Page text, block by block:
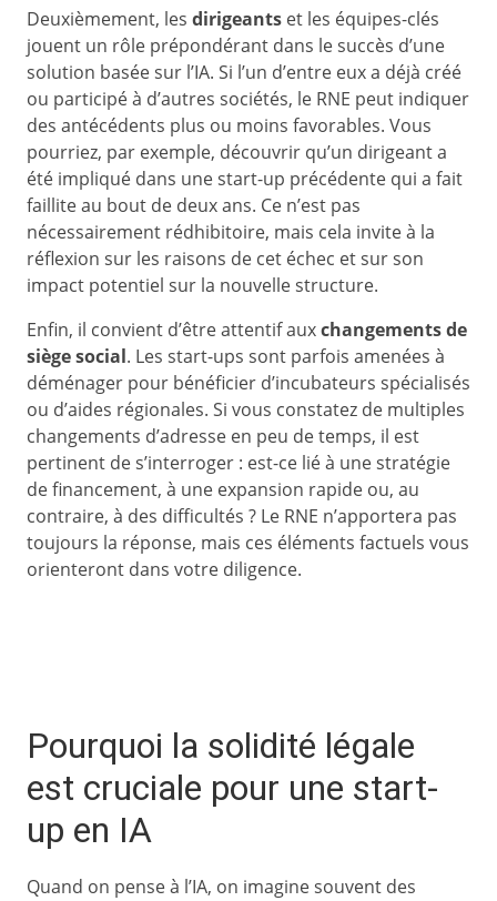
Deuxièmement, les dirigeants et les équipes-clés
jouent un rôle prépondérant dans le succès d’une
solution basée sur l’IA. Si l’un d’entre eux a déjà créé
ou participé à d’autres sociétés, le RNE peut indiquer
des antécédents plus ou moins favorables. Vous
pourriez, par exemple, découvrir qu’un dirigeant a
été impliqué dans une start-up précédente qui a fait
faillite au bout de deux ans. Ce n’est pas
nécessairement rédhibitoire, mais cela invite à la
réflexion sur les raisons de cet échec et sur son
impact potentiel sur la nouvelle structure.
Enfin, il convient d’être attentif auxchangements de
siège social. Les start-ups sont parfois amenées à
déménager pour bénéficier d’incubateurs spécialisés
ou d’aides régionales. Si vous constatez de multiples
changements d’adresse en peu de temps, il est
pertinent de s’interroger : est-ce lié à une stratégie
de financement, à une expansion rapide ou, au
contraire, à des difficultés ? Le RNE n’apportera pas
toujours la réponse, mais ces éléments factuels vous
orienteront dans votre diligence.
Pourquoi la solidité légale
est cruciale pour une start-
up en IA
Quand on pense à l’IA, on imagine souvent des